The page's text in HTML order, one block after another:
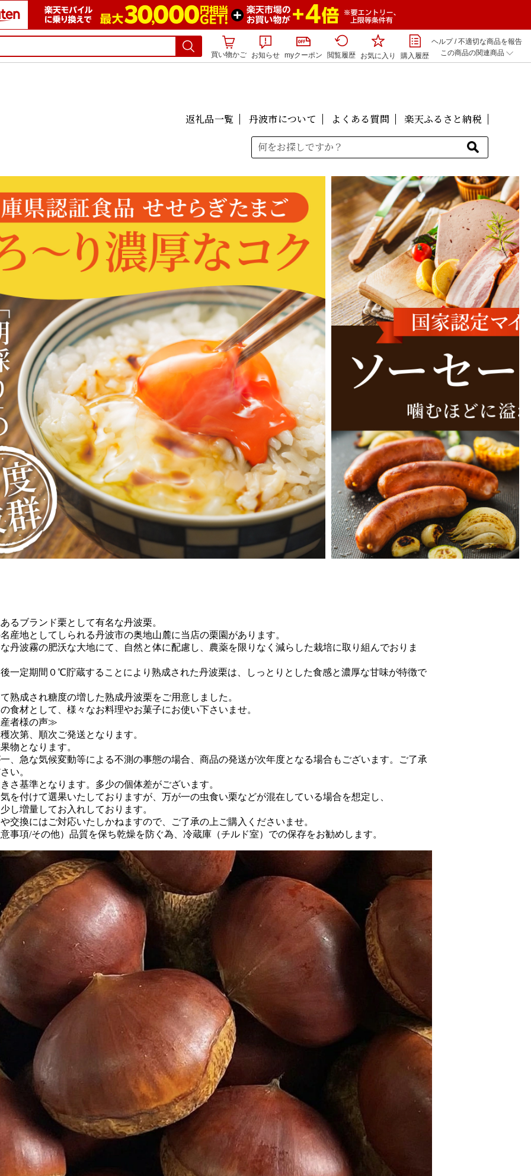
買い物かご お知らせ myクーポン 閲覧履歴 お気に入り 購入履歴
ヘルプ/不適切な商品を報告
この商品の関連商品
るブランド栗として有名な丹波栗。
産地としてしられる丹波市の奥地山麓に当店の栗園があります。
丹波霧の肥沃な大地にて、自然と体に配慮し、農薬を限りなく減らした栽培に取り組んでおりま
一定期間０℃貯蔵することにより熟成された丹波栗は、しっとりとした食感と濃厚な甘味が特徴で
熟成され糖度の増した熟成丹波栗をご用意しました。
食材として、様々なお料理やお菓子にお使い下さいませ。
者様の声≫
次第、順次ご発送となります。
物となります。
、急な気候変動等による不測の事態の場合、商品の発送が次年度となる場合もございます。ご了承
い。
さ基準となります。多少の個体差がございます。
を付けて選果いたしておりますが、万が一の虫食い栗などが混在している場合を想定し、
し増量してお入れしております。
交換にはご対応いたしかねますので、ご了承の上ご購入くださいませ。
事項/その他）品質を保ち乾燥を防ぐ為、冷蔵庫（チルド室）での保存をお勧めします。